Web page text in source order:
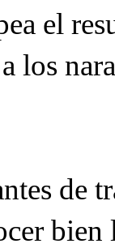
el
los
de
bien